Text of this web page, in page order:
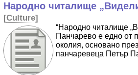
Народно читалище
[Culture]
“Народно читалище
Панчарево е едно от
околия, основано
панчаревеца Петър